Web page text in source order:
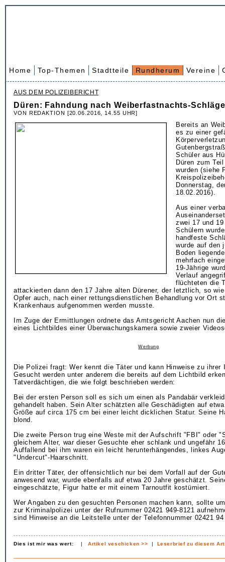
Home Top-Themen Stadtteile Rundherum Vereine
AUS DEM POLIZEIBERICHT
Düren: Fahndung nach Weiberfastnachts-
VON REDAKTION [20.06.2016, 14.55 UHR]
Bereits an
es zu einer
Schüler aus
Düren zum
wurden (siehe
Donnerstag,
18.02.2016).
Aus einer
zwei 17 und
Schülern
handfeste
wurde auf den
Boden
mehrfach
19-Jährige
Verlauf
flüchteten die
attackierten dann den 17 Jahre alten Dürener, der letztlich, so
Opfer auch, nach einer rettungsdienstlichen Behandlung vor Ort
Krankenhaus aufgenommen werden musste.
Im Zuge der Ermittlungen ordnete das Amtsgericht Aachen nun
eines Lichtbildes einer Überwachungskamera sowie zweier
Werbung
Die Polizei fragt: Wer kennt die Täter und kann Hinweise zu ihrer
Gesucht werden unter anderem die bereits auf dem Lichtbild
Tatverdächtigen, die wie folgt beschrieben werden:
Bei der ersten Person soll es sich um einen als Pandabär
gehandelt haben. Sein Alter schätzten alle Geschädigten auf
Größe auf circa 175 cm bei einer leicht dicklichen Statur. Seine
blond.
Die zweite Person trug eine Weste mit der Aufschrift "FBI" oder
gleichem Alter, war dieser Gesuchte eher schlank und ungefähr
Auffallend bei ihm waren ein leicht herunterhängendes, linkes
"Undercut"-Haarschnitt.
Ein dritter Täter, der offensichtlich nur bei dem Vorfall auf der
anwesend war, wurde ebenfalls auf etwa 20 Jahre geschätzt.
eingeschätzte, Figur hatte er mit einem Tarnoutfit kostümiert.
Wer Angaben zu den gesuchten Personen machen kann, sollte
zur Kriminalpolizei unter der Rufnummer 02421 949-8121
sind Hinweise an die Leitstelle unter der Telefonnummer 02421
Dies ist mir was wert: |Artikel veschicken >> | Leserbrief zu diesem